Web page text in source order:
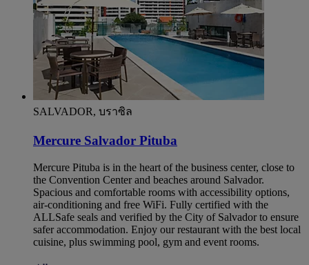
SALVADOR, บราซิล
Mercure Salvador Pituba
Mercure Pituba is in the heart of the business center, close to
the Convention Center and beaches around Salvador.
Spacious and comfortable rooms with accessibility options,
air-conditioning and free WiFi. Fully certified with the
ALLSafe seals and verified by the City of Salvador to ensure
safer accommodation. Enjoy our restaurant with the best local
cuisine, plus swimming pool, gym and event rooms.